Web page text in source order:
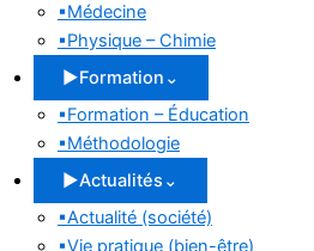
▪Médecine
▪Physique – Chimie
▶Formation ⌄
▪Formation – Éducation
▪Méthodologie
▶Actualités ⌄
▪Actualité (société)
▪Vie pratique (bien-être)